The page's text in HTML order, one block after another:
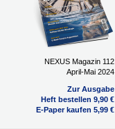
NEXUS Magazin 112
April-Mai 2024
Zur Ausgabe
Heft bestellen 9,90 €
E-Paper kaufen 5,99 €